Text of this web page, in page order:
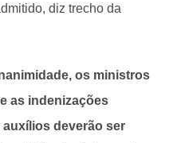
diz trecho da
os ministros
as indenizações
deverão ser